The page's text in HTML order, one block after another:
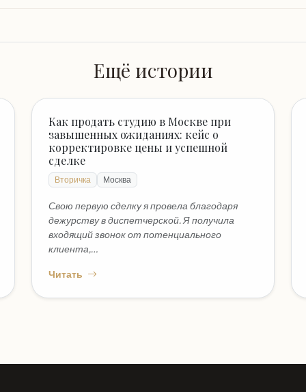
Ещё истории
Как продать студию в Москве при
завышенных ожиданиях: кейс о
корректировке цены и успешной
сделке
Вторичка Москва
Свою первую сделку я провела благодаря
дежурству в диспетчерской. Я получила
входящий звонок от потенциального
клиента,…
Читать